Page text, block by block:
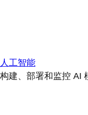
人工智能
构建、部署和监控 AI